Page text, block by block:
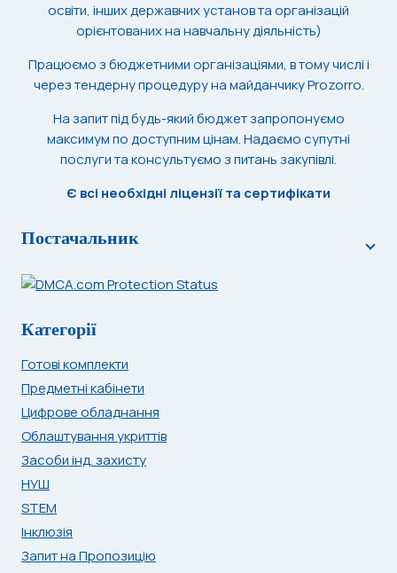
освіти, інших державних установ та організацій
орієнтованих на навчальну діяльність)
Працюємо з бюджетними організаціями, в тому числі і
через тендерну процедуру на майданчику Prozorro.
На запит під будь-який бюджет запропонуємо
максимум по доступним цінам. Надаємо супутні
послуги та консультуємо з питань закупівлі.
Є всі необхідні ліцензії та сертифікати
Постачальник
Категорії
Готові комплекти
Предметні кабінети
Цифрове обладнання
Облаштування укриттів
Засоби інд. захисту
НУШ
STEM
Інклюзія
Запит на Пропозицію